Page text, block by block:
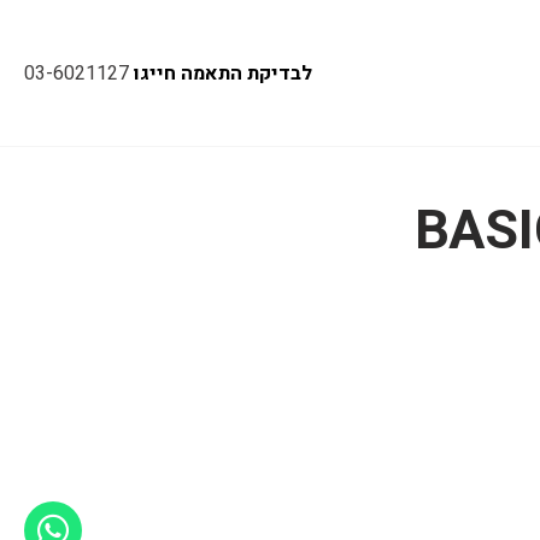
לבדיקת התאמה חייגו03-6021127